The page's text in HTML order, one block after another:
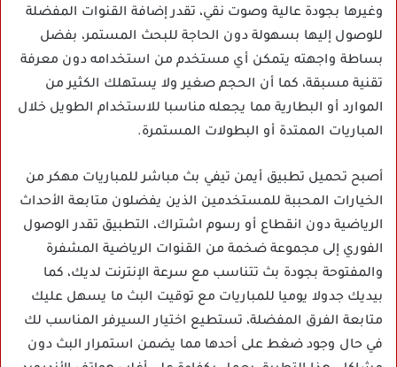
وغيرها بجودة عالية وصوت نقي، تقدر إضافة القنوات المفضلة
للوصول إليها بسهولة دون الحاجة للبحث المستمر، بفضل
بساطة واجهته يتمكن أي مستخدم من استخدامه دون معرفة
تقنية مسبقة، كما أن الحجم صغير ولا يستهلك الكثير من
الموارد أو البطارية مما يجعله مناسبا للاستخدام الطويل خلال
المباريات الممتدة أو البطولات المستمرة.
أصبح تحميل تطبيق أيمن تيفي بث مباشر للمباريات مهكر من
الخيارات المحببة للمستخدمين الذين يفضلون متابعة الأحداث
الرياضية دون انقطاع أو رسوم اشتراك، التطبيق تقدر الوصول
الفوري إلى مجموعة ضخمة من القنوات الرياضية المشفرة
والمفتوحة بجودة بث تتناسب مع سرعة الإنترنت لديك، كما
بيديك جدولا يوميا للمباريات مع توقيت البث ما يسهل عليك
متابعة الفرق المفضلة، تستطيع اختيار السيرفر المناسب لك
في حال وجود ضغط على أحدها مما يضمن استمرار البث دون